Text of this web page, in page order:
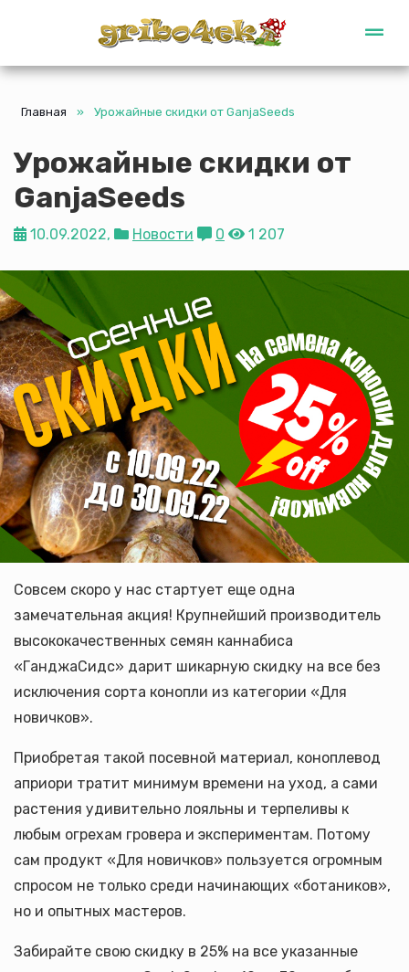
Gribo4ek
Главная » Урожайные скидки от GanjaSeeds
Урожайные скидки от
GanjaSeeds
10.09.2022, Новости 0 1 207
Совсем скоро у нас стартует еще одна
замечательная акция! Крупнейший производитель
высококачественных семян каннабиса
«ГанджаСидс» дарит шикарную скидку на все без
исключения сорта конопли из категории «Для
новичков».
Приобретая такой посевной материал, коноплевод
априори тратит минимум времени на уход, а сами
растения удивительно лояльны и терпеливы к
любым огрехам гровера и экспериментам. Потому
сам продукт «Для новичков» пользуется огромным
спросом не только среди начинающих «ботаников»,
но и опытных мастеров.
Забирайте свою скидку в 25% на все указанные